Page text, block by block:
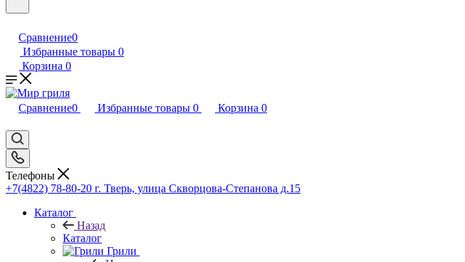
Сравнение0
Избранные товары 0
Корзина 0
Сравнение0 Избранные товары 0 Корзина 0
Телефоны
+7(4822) 78-80-20 г. Тверь, улица Скворцова-Степанова д.15
Каталог
Назад
Каталог
Грили